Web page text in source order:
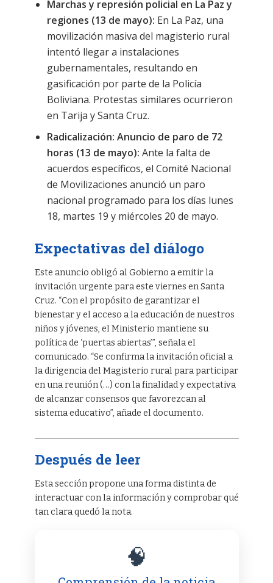
Marchas y represión policial en La Paz y
regiones (13 de mayo): En La Paz, una
movilización masiva del magisterio rural
intentó llegar a instalaciones
gubernamentales, resultando en
gasificación por parte de la Policía
Boliviana. Protestas similares ocurrieron
en Tarija y Santa Cruz.
Radicalización: Anuncio de paro de 72
horas (13 de mayo): Ante la falta de
acuerdos específicos, el Comité Nacional
de Movilizaciones anunció un paro
nacional programado para los días lunes
18, martes 19 y miércoles 20 de mayo.
Expectativas del diálogo
Este anuncio obligó al Gobierno a emitir la
invitación urgente para este viernes en Santa
Cruz. “Con el propósito de garantizar el
bienestar y el acceso a la educación de nuestros
niños y jóvenes, el Ministerio mantiene su
política de ‘puertas abiertas’”, señala el
comunicado. “Se confirma la invitación oficial a
la dirigencia del Magisterio rural para participar
en una reunión (…) con la finalidad y expectativa
de alcanzar consensos que favorezcan al
sistema educativo”, añade el documento.
Después de leer
Esta sección propone una forma distinta de
interactuar con la información y comprobar qué
tan clara quedó la nota.
🧠